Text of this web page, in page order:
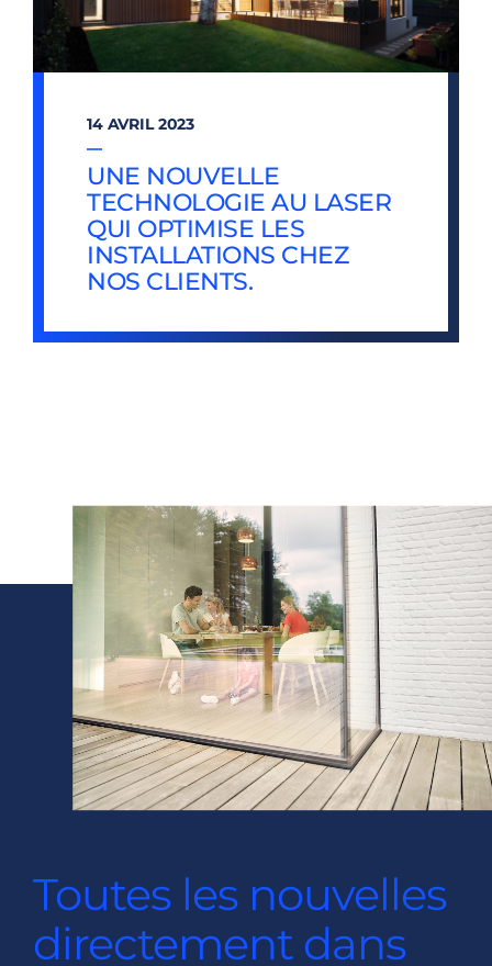
14 AVRIL 2023
—
UNE NOUVELLE
TECHNOLOGIE AU LASER
QUI OPTIMISE LES
INSTALLATIONS CHEZ
NOS CLIENTS.
Toutes les nouvelles
directement dans